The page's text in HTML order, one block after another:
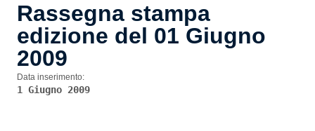
Rassegna stampa
edizione del 01 Giugno
2009
Data inserimento:
1 Giugno 2009